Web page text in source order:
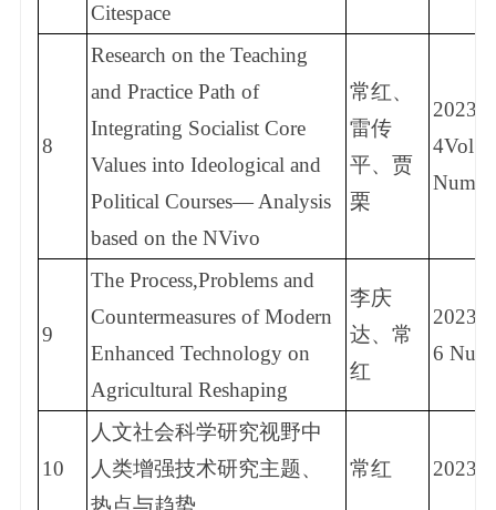
Citespace
8
Research on the Teaching
and Practice Path of
Integrating Socialist Core
Values into Ideological and
Political Courses— Analysis
based on the NVivo
常红、
雷传
平、贾
栗
2023
4Vol. 5
Num.
9
The Process,Problems and
Countermeasures of Modern
Enhanced Technology on
Agricultural Reshaping
李庆
达、常
红
6
10
人文社会科学研究视野中
人类增强技术研究主题、
热点与趋势
常红 2023.5